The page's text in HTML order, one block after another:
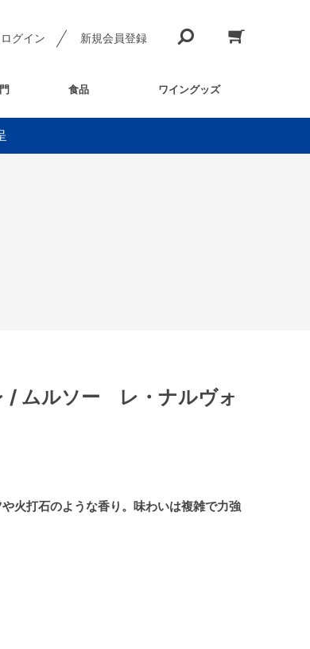
ログイン 新規会員登録
食品 ワイングッズ
火打石のような香り。味わいは複雑で力強
/ ムルソー レ・ナルヴォ